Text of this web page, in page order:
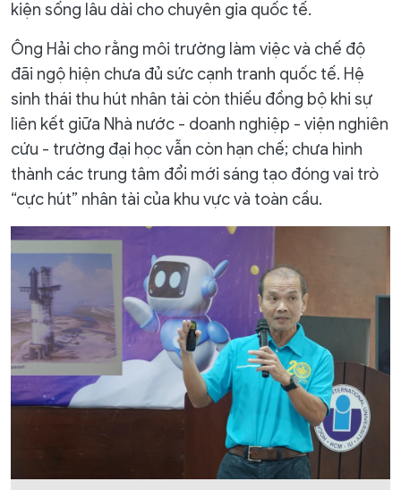
kiện sống lâu dài cho chuyên gia quốc tế.
Ông Hải cho rằng môi trường làm việc và chế độ
đãi ngộ hiện chưa đủ sức cạnh tranh quốc tế. Hệ
sinh thái thu hút nhân tài còn thiếu đồng bộ khi sự
liên kết giữa Nhà nước - doanh nghiệp - viện nghiên
cứu - trường đại học vẫn còn hạn chế; chưa hình
thành các trung tâm đổi mới sáng tạo đóng vai trò
“cực hút” nhân tài của khu vực và toàn cầu.